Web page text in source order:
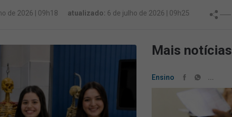
de 2026 | 09h18 atualizado: 6 de julho de 2026 | 09h25
Mais notícias
Ensino ...